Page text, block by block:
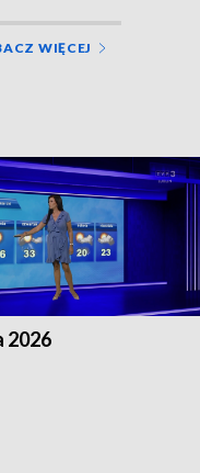
WIĘCEJ
2026